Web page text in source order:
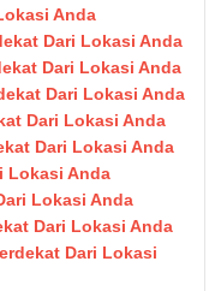
Anda
Dari Lokasi Anda
Dari Lokasi Anda
Dari Lokasi Anda
Dari Lokasi Anda
Dari Lokasi Anda
Lokasi Anda
Lokasi Anda
Dari Lokasi Anda
Dari Lokasi